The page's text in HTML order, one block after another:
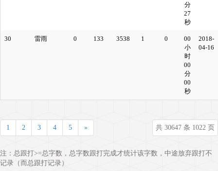
分
27
秒
30 雷雨 0 133 3538 1 0
00
小
时
00
分
00
秒
2018-
04-16
1 2 3 4 5 » 共 30647 条 1022 页
注：总跟打>=总字数，总字数跟打完成才统计该字数，中途放弃跟打不
记录（而总跟打记录）